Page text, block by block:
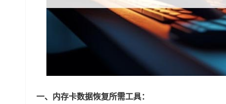
一、内存卡数据恢复所需工具：